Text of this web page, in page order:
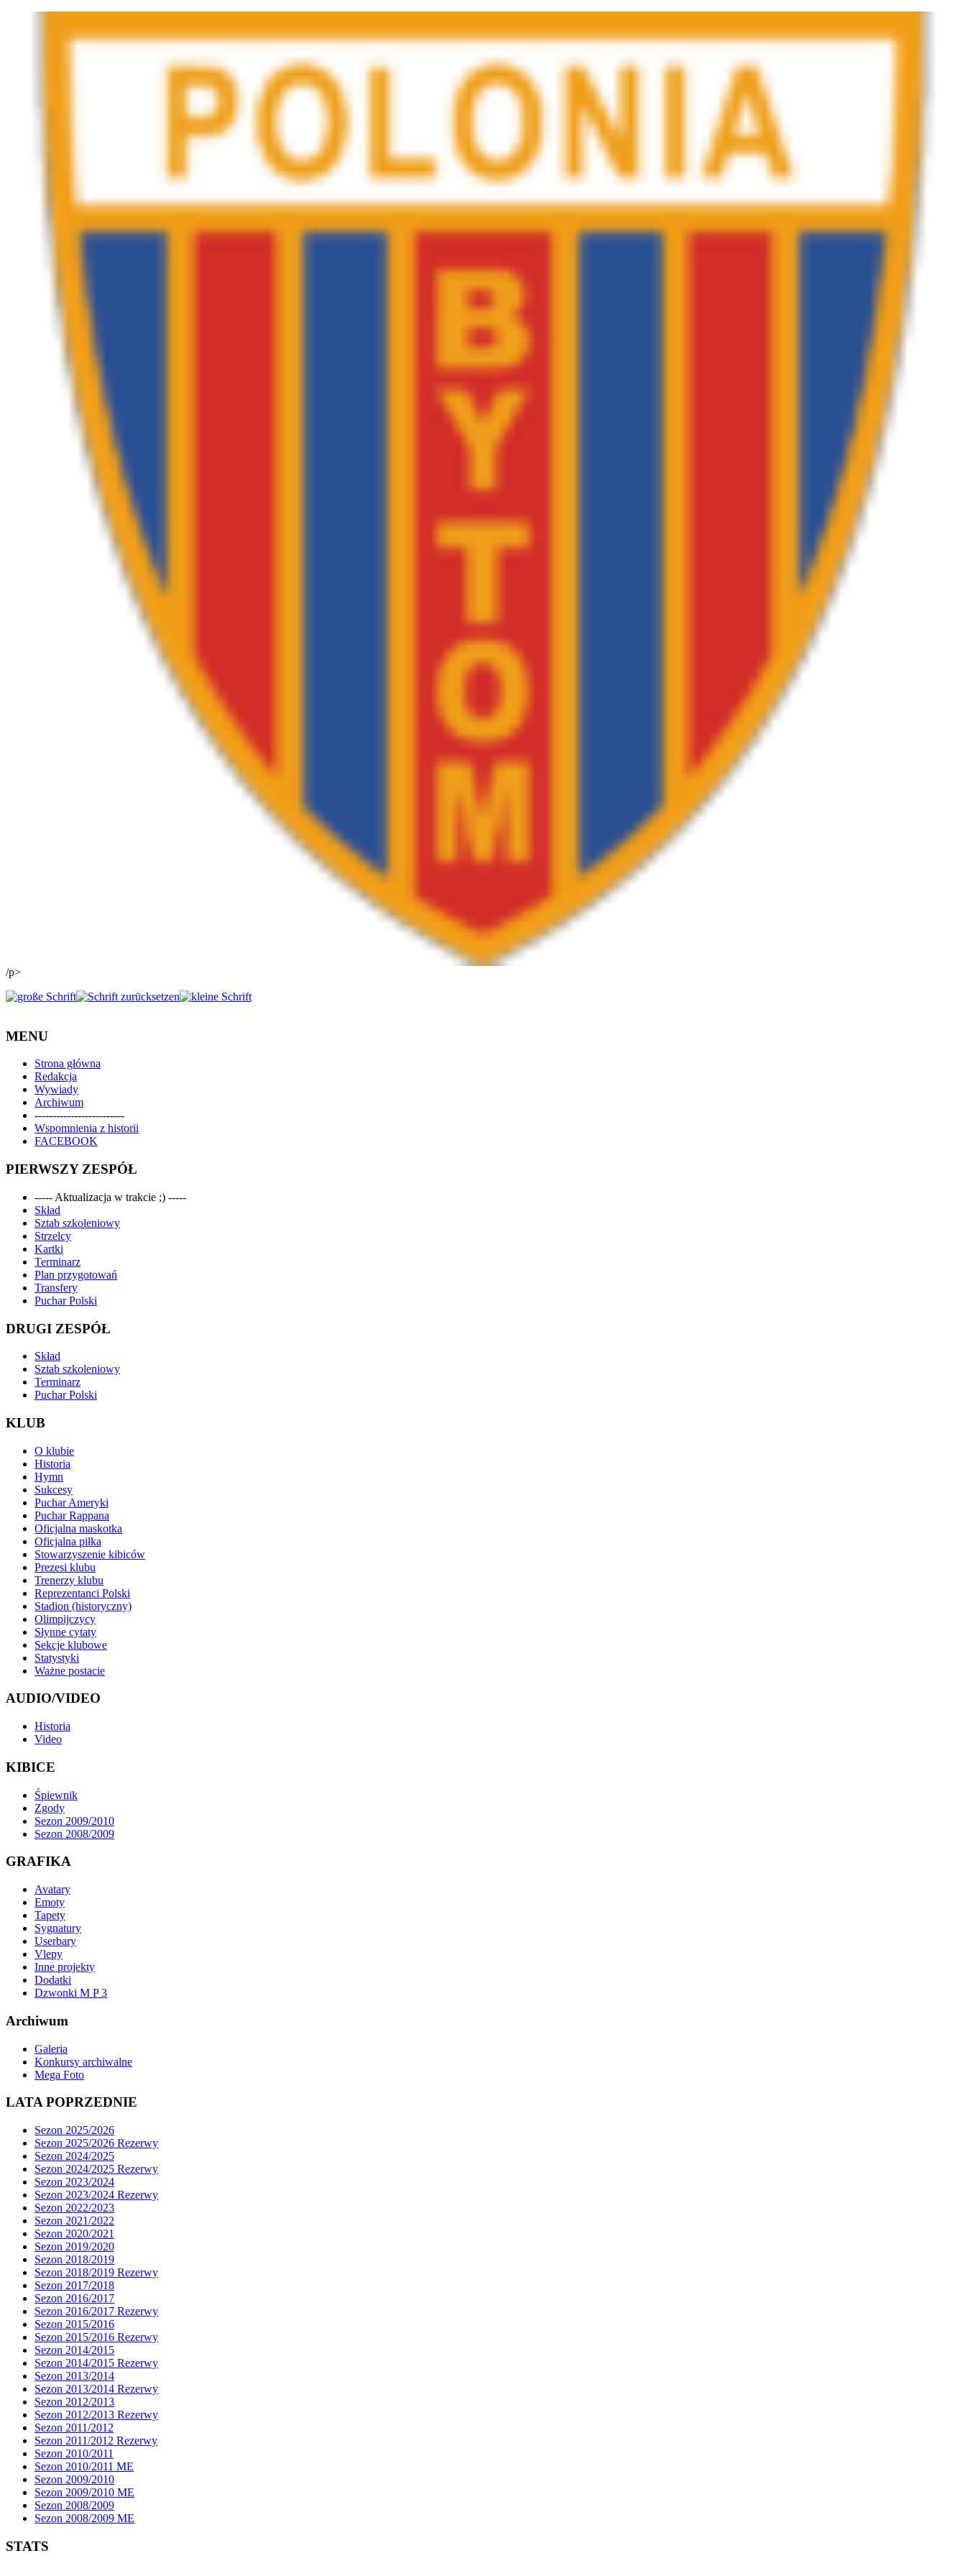
/p>
MENU
Strona główna
Redakcja
Wywiady
Archiwum
-------------------------
Wspomnienia z historii
FACEBOOK
PIERWSZY ZESPÓŁ
----- Aktualizacja w trakcie ;) -----
Skład
Sztab szkoleniowy
Strzelcy
Kartki
Terminarz
Plan przygotowań
Transfery
Puchar Polski
DRUGI ZESPÓŁ
Skład
Sztab szkoleniowy
Terminarz
Puchar Polski
KLUB
O klubie
Historia
Hymn
Sukcesy
Puchar Ameryki
Puchar Rappana
Oficjalna maskotka
Oficjalna piłka
Stowarzyszenie kibiców
Prezesi klubu
Trenerzy klubu
Reprezentanci Polski
Stadion (historyczny)
Olimpijczycy
Słynne cytaty
Sekcje klubowe
Statystyki
Ważne postacie
AUDIO/VIDEO
Historia
Video
KIBICE
Śpiewnik
Zgody
Sezon 2009/2010
Sezon 2008/2009
GRAFIKA
Avatary
Emoty
Tapety
Sygnatury
Userbary
Vlepy
Inne projekty
Dodatki
Dzwonki M P 3
Archiwum
Galeria
Konkursy archiwalne
Mega Foto
LATA POPRZEDNIE
Sezon 2025/2026
Sezon 2025/2026 Rezerwy
Sezon 2024/2025
Sezon 2024/2025 Rezerwy
Sezon 2023/2024
Sezon 2023/2024 Rezerwy
Sezon 2022/2023
Sezon 2021/2022
Sezon 2020/2021
Sezon 2019/2020
Sezon 2018/2019
Sezon 2018/2019 Rezerwy
Sezon 2017/2018
Sezon 2016/2017
Sezon 2016/2017 Rezerwy
Sezon 2015/2016
Sezon 2015/2016 Rezerwy
Sezon 2014/2015
Sezon 2014/2015 Rezerwy
Sezon 2013/2014
Sezon 2013/2014 Rezerwy
Sezon 2012/2013
Sezon 2012/2013 Rezerwy
Sezon 2011/2012
Sezon 2011/2012 Rezerwy
Sezon 2010/2011
Sezon 2010/2011 ME
Sezon 2009/2010
Sezon 2009/2010 ME
Sezon 2008/2009
Sezon 2008/2009 ME
STATS